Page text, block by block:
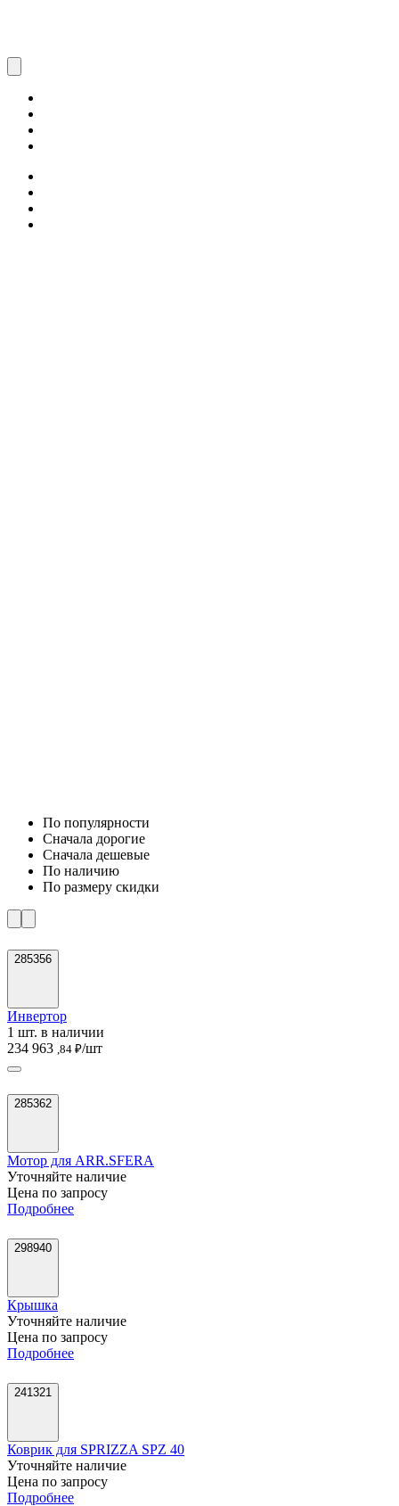
По популярности
Cначала дорогие
Cначала дешевые
По наличию
По размеру скидки
285356
Инвертор
1 шт. в наличии
234 963 ,84 ₽/шт
285362
Мотор для ARR.SFERA
Уточняйте наличие
Цена по запросу
Подробнее
298940
Крышка
Уточняйте наличие
Цена по запросу
Подробнее
241321
Коврик для SPRIZZA SPZ 40
Уточняйте наличие
Цена по запросу
Подробнее